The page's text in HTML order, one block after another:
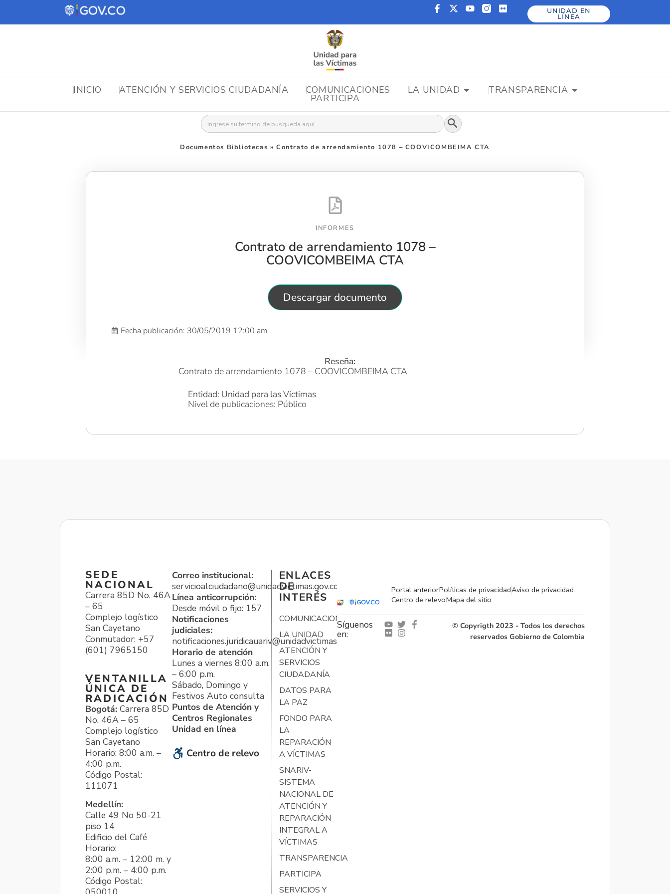
UNIDAD EN
LÍNEA
INICIO ATENCIÓN Y SERVICIOS CIUDADANÍA COMUNICACIONES LA UNIDAD TRANSPARENCIA
PARTICIPA
Buscar: Botón de búsqueda
Documentos Bibliotecas » Contrato de arrendamiento 1078 – COOVICOMBEIMA CTA
INFORMES
Contrato de arrendamiento 1078 –
COOVICOMBEIMA CTA
Descargar documento
Fecha publicación: 30/05/2019 12:00 am
Reseña:
Contrato de arrendamiento 1078 – COOVICOMBEIMA CTA
Entidad: Unidad para las Víctimas
Nivel de publicaciones: Público
SEDE
NACIONAL
Carrera 85D No. 46A
– 65
Complejo logístico
San Cayetano
Conmutador: +57
(601) 7965150
VENTANILLA
ÚNICA DE
RADICACIÓN
Bogotá: Carrera 85D
No. 46A – 65
Complejo logístico
San Cayetano
Horario: 8:00 a.m. –
4:00 p.m.
Código Postal:
111071
Medellín:
Calle 49 No 50-21
piso 14
Edificio del Café
Horario:
8:00 a.m. – 12:00 m. y
2:00 p.m. – 4:00 p.m.
Código Postal:
Correo institucional:
servicioalciudadano@unidadvictimas.gov.co
Línea anticorrupción:
Desde móvil o fijo: 157
Notificaciones
judiciales:
notificaciones.juridicauariv@unidadvictimas.gov.co
Horario de atención
Lunes a viernes 8:00 a.m.
– 6:00 p.m.
Sábado, Domingo y
Festivos Auto consulta
Puntos de Atención y
Centros Regionales
Unidad en línea
Centro de relevo
ENLACES
DE
INTERÉS
COMUNICACIONES
LA UNIDAD
ATENCIÓN Y
SERVICIOS
CIUDADANÍA
DATOS PARA
LA PAZ
FONDO PARA
LA
REPARACIÓN
A VÍCTIMAS
SNARIV-
SISTEMA
NACIONAL DE
ATENCIÓN Y
REPARACIÓN
INTEGRAL A
VÍCTIMAS
TRANSPARENCIA
PARTICIPA
SERVICIOS Y
Portal anteriorPolíticas de privacidadAviso de privacidad
Centro de relevoMapa del sitio
Síguenos
en:
© Copyrigth 2023 - Todos los derechos
reservados Gobierno de Colombia